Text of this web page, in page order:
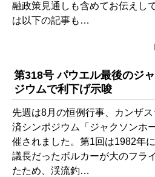
融政策見通しも含めてお伝えし
は以下の記事も…
第318号 パウエル最後のジ
ジウムで利下げ示唆
先週は8月の恒例行事、カンザ
済シンポジウム「ジャクソンホ
催されました。第1回は1982年
議長だったボルカーが大のフラ
たため、渓流釣…